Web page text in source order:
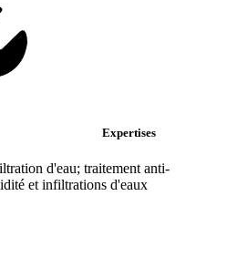
Expertises
d'eau; traitement anti-
et infiltrations d'eaux